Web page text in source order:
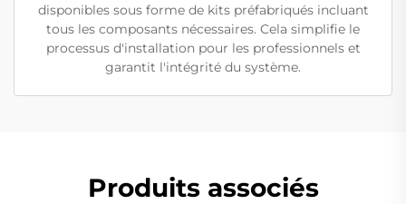
disponibles sous forme de kits préfabriqués incluant
tous les composants nécessaires. Cela simplifie le
processus d'installation pour les professionnels et
garantit l'intégrité du système.
Produits associés